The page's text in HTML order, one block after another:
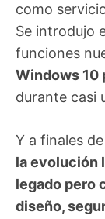
como
Se introdujo
funciones
Windows 10
durante casi
Y a finales
la evolución
legado pero
diseño,